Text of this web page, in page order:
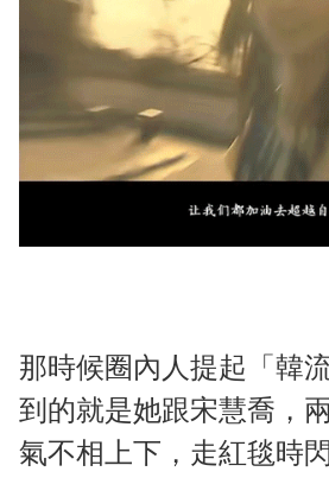
那時候圈內人提起「韓
到的就是她跟宋慧喬，
氣不相上下，走紅毯時